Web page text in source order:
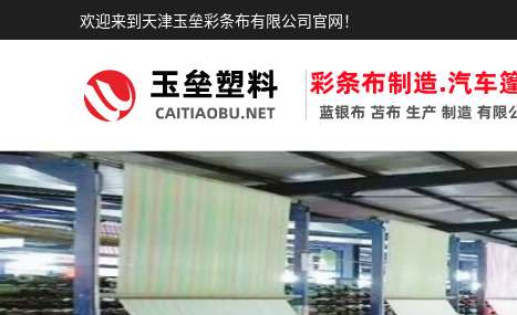
欢迎来到天津玉垒彩条布有限公司官网！